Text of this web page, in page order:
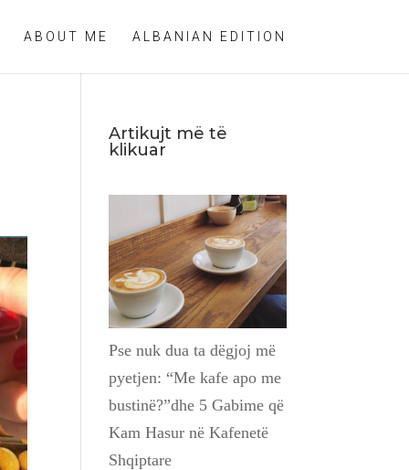
ABOUT ME ALBANIAN EDITION
Artikujt më të
klikuar
Pse nuk dua ta dëgjoj më
pyetjen: “Me kafe apo me
bustinë?”dhe 5 Gabime që
Kam Hasur në Kafenetë
Shqiptare